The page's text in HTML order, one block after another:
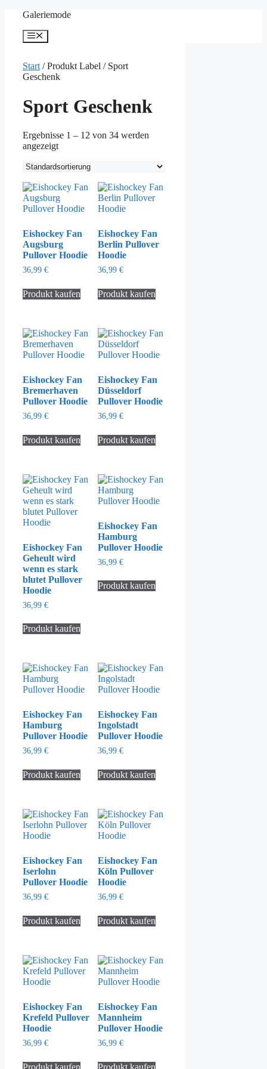
springen
Galeriemode
Menü
Start / Produkt Label / Sport
Geschenk
Sport Geschenk
Ergebnisse 1 – 12 von 34 werden
angezeigt
Eishockey Fan
Augsburg
Pullover Hoodie
36,99 €
Produkt kaufen
Eishockey Fan
Berlin Pullover
Hoodie
36,99€
Produkt kaufen
Eishockey Fan
Bremerhaven
Pullover Hoodie
36,99 €
Produkt kaufen
Eishockey Fan
Düsseldorf
Pullover Hoodie
36,99€
Produkt kaufen
Eishockey Fan
Geheult wird
wenn es stark
blutet Pullover
Hoodie
36,99 €
Produkt kaufen
Eishockey Fan
Hamburg
Pullover Hoodie
36,99€
Produkt kaufen
Eishockey Fan
Hamburg
Pullover Hoodie
36,99 €
Produkt kaufen
Eishockey Fan
Ingolstadt
Pullover Hoodie
36,99€
Produkt kaufen
Eishockey Fan
Iserlohn
Pullover Hoodie
36,99 €
Produkt kaufen
Eishockey Fan
Köln Pullover
Hoodie
36,99€
Produkt kaufen
Eishockey Fan
Krefeld Pullover
Hoodie
36,99 €
Produkt kaufen
Eishockey Fan
Mannheim
Pullover Hoodie
36,99€
Produkt kaufen